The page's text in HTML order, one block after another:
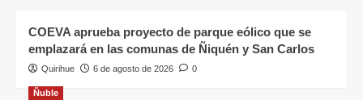
COEVA aprueba proyecto de parque eólico que se
emplazará en las comunas de Ñiquén y San Carlos
Quirihue 6 de agosto de 2026 0
Ñuble